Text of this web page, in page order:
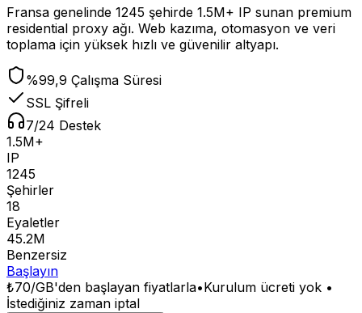
Fransa genelinde 1245 şehirde 1.5M+ IP sunan premium
residential proxy ağı. Web kazıma, otomasyon ve veri
toplama için yüksek hızlı ve güvenilir altyapı.
%99,9 Çalışma Süresi
SSL Şifreli
7/24 Destek
1.5M+
IP
1245
Şehirler
18
Eyaletler
45.2M
Benzersiz
Başlayın
₺70/GB'den başlayan fiyatlarla•Kurulum ücreti yok •
İstediğiniz zaman iptal